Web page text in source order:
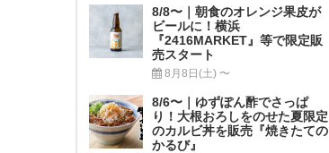
8/8〜｜朝食のオレンジ果皮が
ビールに！横浜
『2416MARKET』等で限定販
売スタート
8月8日(土) 〜
8/6〜｜ゆずぽん酢でさっぱ
り！大根おろしをのせた夏限定
のカルビ丼を販売『焼きたての
かるび』